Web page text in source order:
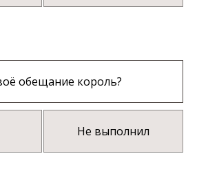
обещание король?
Не выполнил